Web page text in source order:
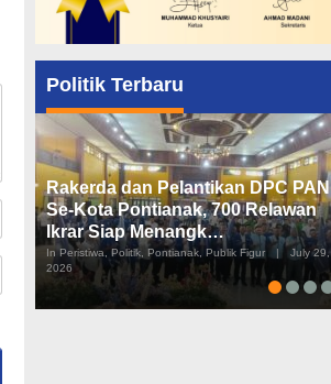
Politik Terbaru
Rakerda dan Pelantikan DPC PAN
Se-Kota Pontianak, 700 Relawan
Ikrar Siap Menangk…
In Peristiwa, Politik, Pontianak, Publik Figur |
July 29,
2026